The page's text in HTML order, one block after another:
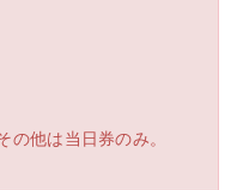
の他は当日券のみ。